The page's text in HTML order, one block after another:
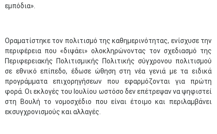
εμπόδια».
Οραματίστηκε τον πολιτισμό της καθημερινότητας, ενίσχυσε την
περιφέρεια που «διψάει» ολοκληρώνοντας τον σχεδιασμό της
Περιφερειακής Πολιτισμικής Πολιτικής σύγχρονου πολιτισμού
σε εθνικό επίπεδο, έδωσε ώθηση στη νέα γενιά με τα ειδικά
προγράμματα επιχορηγήσεων που εφαρμόζονται για πρώτη
φορά. Οι εκλογές του Ιουλίου ωστόσο δεν επέτρεψαν να ψηφιστεί
στη Βουλή το νομοσχέδιο που είναι έτοιμο και περιλαμβάνει
εκσυγχρονισμούς και αλλαγές.